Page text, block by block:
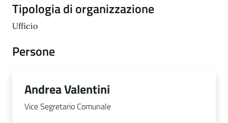
Tipologia di organizzazione
Ufficio
Persone
Andrea Valentini
Vice Segretario Comunale